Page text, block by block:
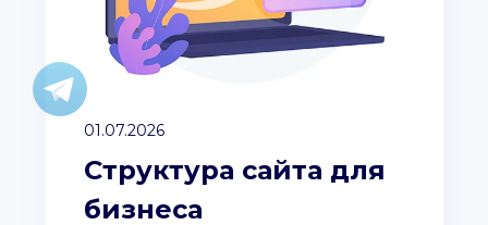
01.07.2026
Структура сайта для
бизнеса